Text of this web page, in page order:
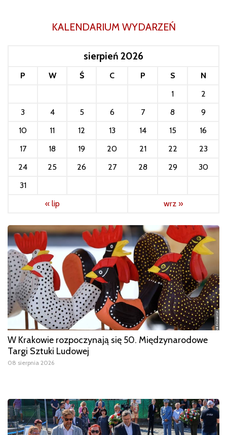
KALENDARIUM WYDARZEŃ
sierpień 2026
P W Ś C P S
N
1
2
3
4 5 6 7 8
9
10
11 12 13 14 15
16
17
18 19 20 21 22
23
24
25 26 27 28 29
30
31
« lip
wrz »
W Krakowie rozpoczynają się 50. Międzynarodowe
Targi Sztuki Ludowej
08 sierpnia 2026